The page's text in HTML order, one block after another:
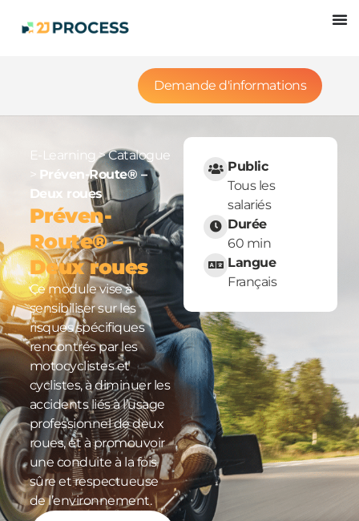
Demande d'informations
E-Learning >Catalogue
> Préven-Route® –
Deux roues
Préven-
Route® –
Deux roues
Ce module vise à
sensibiliser sur les
risques spécifiques
rencontrés par les
motocyclistes et
cyclistes, à diminuer les
accidents liés à l’usage
professionnel de deux
roues, et à promouvoir
une conduite à la fois
sûre et respectueuse
de l’environnement.
Public
Tous les
salariés
Durée
60 min
Langue
Français